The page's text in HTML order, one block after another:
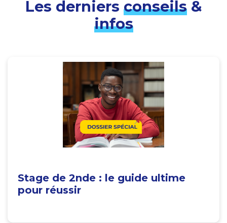
Les derniers conseils&
infos
Stage de 2nde : le guide ultime
pour réussir